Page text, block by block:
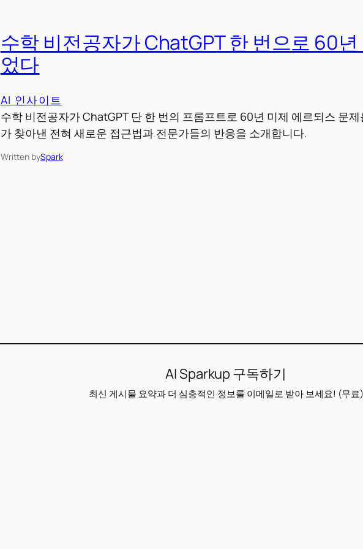
수학 비전공자가 ChatGPT 한 번으로 60
었다
AI 인사이트
수학 비전공자가 ChatGPT 단 한 번의 프롬프트로 60년 미제 에르되스 문
가 찾아낸 전혀 새로운 접근법과 전문가들의 반응을 소개합니다.
Written bySpark
AI Sparkup 구독하기
최신 게시물 요약과 더 심층적인 정보를 이메일로 받아 보세요! (무료)